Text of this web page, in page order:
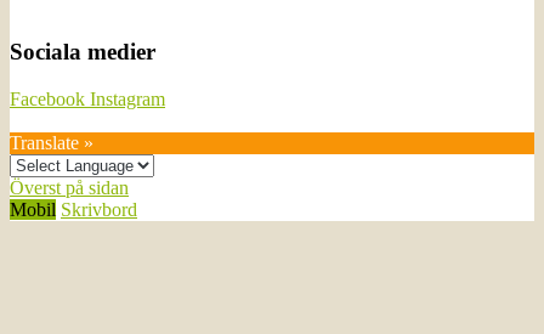
Sociala medier
Facebook Instagram
Translate »
Överst på sidan
Mobil Skrivbord